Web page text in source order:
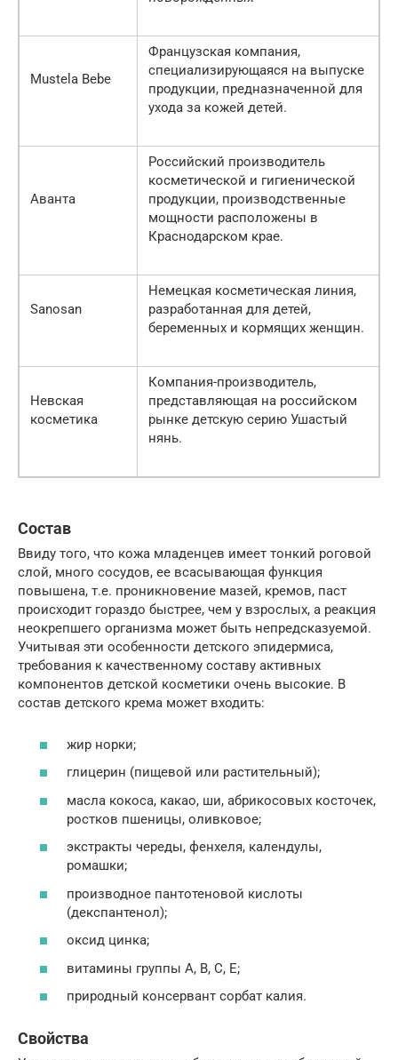
Mustela Bebe
Французская компания,
специализирующаяся на выпуске
продукции, предназначенной для
ухода за кожей детей.
Аванта
Российский производитель
косметической и гигиенической
продукции, производственные
мощности расположены в
Краснодарском крае.
Sanosan
Немецкая косметическая линия,
разработанная для детей,
беременных и кормящих женщин.
Невская
косметика
Компания-производитель,
представляющая на российском
рынке детскую серию Ушастый
нянь.
Состав
Ввиду того, что кожа младенцев имеет тонкий роговой
слой, много сосудов, ее всасывающая функция
повышена, т.е. проникновение мазей, кремов, паст
происходит гораздо быстрее, чем у взрослых, а реакция
неокрепшего организма может быть непредсказуемой.
Учитывая эти особенности детского эпидермиса,
требования к качественному составу активных
компонентов детской косметики очень высокие. В
состав детского крема может входить:
жир норки;
глицерин (пищевой или растительный);
масла кокоса, какао, ши, абрикосовых косточек,
ростков пшеницы, оливковое;
экстракты череды, фенхеля, календулы,
ромашки;
производное пантотеновой кислоты
(декспантенол);
оксид цинка;
витамины группы A, В, С, Е;
природный консервант сорбат калия.
Свойства